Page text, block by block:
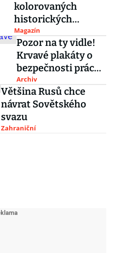
kolorovaných
historických
fotografiích
Magazín
Pozor na ty vidle!
Krvavé plakáty o
bezpečnosti práce
v SSSR
Archiv
Většina Rusů chce
návrat Sovětského
svazu
Zahraniční